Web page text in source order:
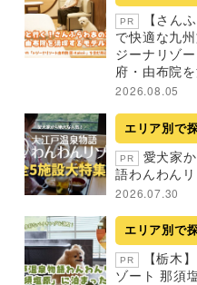
PR
【さん
で快適な九
ジーナリゾ
府・由布院
2026.08.05
エリア別で
PR
愛犬家
語わんわん
2026.07.30
エリア別で
PR
【栃木
ゾート 那須